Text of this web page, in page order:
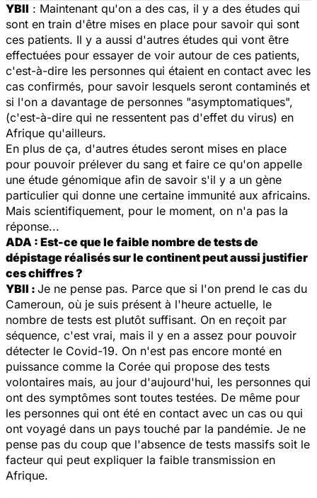
YBII : Maintenant qu'on a des cas, il y a des études qui
sont en train d'être mises en place pour savoir qui sont
ces patients. Il y a aussi d'autres études qui vont être
effectuées pour essayer de voir autour de ces patients,
c'est-à-dire les personnes qui étaient en contact avec les
cas confirmés, pour savoir lesquels seront contaminés et
si l'on a davantage de personnes "asymptomatiques",
(c'est-à-dire qui ne ressentent pas d'effet du virus) en
Afrique qu'ailleurs.
En plus de ça, d'autres études seront mises en place
pour pouvoir prélever du sang et faire ce qu'on appelle
une étude génomique afin de savoir s'il y a un gène
particulier qui donne une certaine immunité aux africains.
Mais scientifiquement, pour le moment, on n'a pas la
réponse...
ADA : Est-ce que le faible nombre de tests de
dépistage réalisés sur le continent peut aussi justifier
ces chiffres ?
YBII : Je ne pense pas. Parce que si l'on prend le cas du
Cameroun, où je suis présent à l'heure actuelle, le
nombre de tests est plutôt suffisant. On en reçoit par
séquence, c'est vrai, mais il y en a assez pour pouvoir
détecter le Covid-19. On n'est pas encore monté en
puissance comme la Corée qui propose des tests
volontaires mais, au jour d'aujourd'hui, les personnes qui
ont des symptômes sont toutes testées. De même pour
les personnes qui ont été en contact avec un cas ou qui
ont voyagé dans un pays touché par la pandémie. Je ne
pense pas du coup que l'absence de tests massifs soit le
facteur qui peut expliquer la faible transmission en
Afrique.